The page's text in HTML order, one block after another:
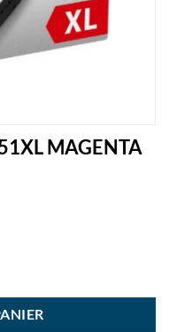
MAGENTA